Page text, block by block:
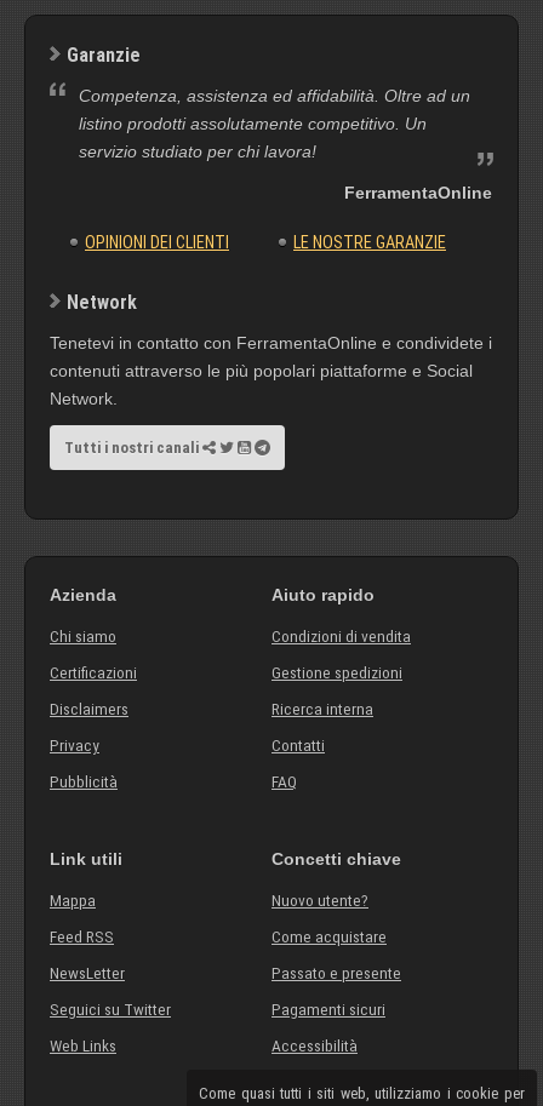
Come quasi tutti i siti web, utilizziamo i cookie per
Garanzie
Competenza, assistenza ed affidabilità. Oltre ad un
listino prodotti assolutamente competitivo. Un
servizio studiato per chi lavora!
FerramentaOnline
OPINIONI DEI CLIENTI LE NOSTRE GARANZIE
Network
Tenetevi in contatto con FerramentaOnline e condividete i
contenuti attraverso le più popolari piattaforme e Social
Network.
Tutti i nostri canali
Azienda
Chi siamo
Certificazioni
Disclaimers
Privacy
Pubblicità
Aiuto rapido
Condizioni di vendita
Gestione spedizioni
Ricerca interna
Contatti
FAQ
Link utili
Mappa
Feed RSS
NewsLetter
Seguici su Twitter
Web Links
Concetti chiave
Nuovo utente?
Come acquistare
Passato e presente
Pagamenti sicuri
Accessibilità